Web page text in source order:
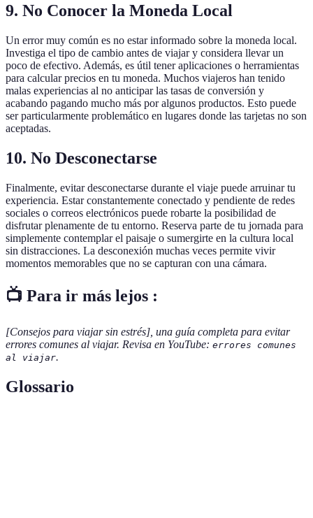
9. No Conocer la Moneda Local
Un error muy común es no estar informado sobre la moneda local.
Investiga el tipo de cambio antes de viajar y considera llevar un
poco de efectivo. Además, es útil tener aplicaciones o herramientas
para calcular precios en tu moneda. Muchos viajeros han tenido
malas experiencias al no anticipar las tasas de conversión y
acabando pagando mucho más por algunos productos. Esto puede
ser particularmente problemático en lugares donde las tarjetas no son
aceptadas.
10. No Desconectarse
Finalmente, evitar desconectarse durante el viaje puede arruinar tu
experiencia. Estar constantemente conectado y pendiente de redes
sociales o correos electrónicos puede robarte la posibilidad de
disfrutar plenamente de tu entorno. Reserva parte de tu jornada para
simplemente contemplar el paisaje o sumergirte en la cultura local
sin distracciones. La desconexión muchas veces permite vivir
momentos memorables que no se capturan con una cámara.
📺 Para ir más lejos :
[Consejos para viajar sin estrés], una guía completa para evitar
errores comunes al viajar. Revisa en YouTube: errores comunes
al viajar.
Glossario